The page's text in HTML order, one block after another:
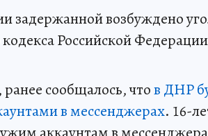
задержанной возбуждено
Российской
сообщалось, чтов ДНР
в мессенджерах. 16-